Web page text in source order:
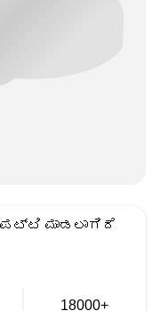
ಪಟ್ಟಿ ಮಾಡಲಾಗಿದೆ
18000+